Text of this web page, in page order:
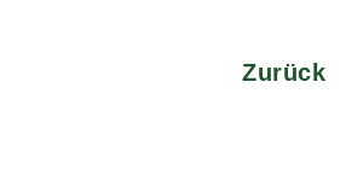
Zurück